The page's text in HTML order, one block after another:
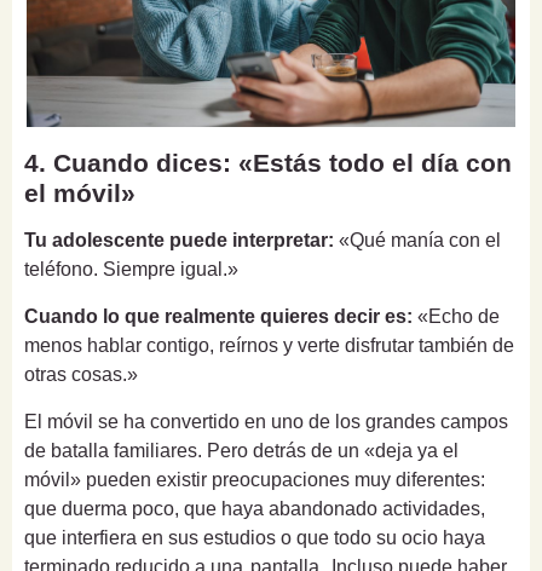
4. Cuando dices: «Estás todo el día con
el móvil»
Tu adolescente puede interpretar: «Qué manía con el
teléfono. Siempre igual.»
Cuando lo que realmente quieres decir es: «Echo de
menos hablar contigo, reírnos y verte disfrutar también de
otras cosas.»
El móvil se ha convertido en uno de los grandes campos
de batalla familiares. Pero detrás de un «deja ya el
móvil» pueden existir preocupaciones muy diferentes:
que duerma poco, que haya abandonado actividades,
que interfiera en sus estudios o que todo su ocio haya